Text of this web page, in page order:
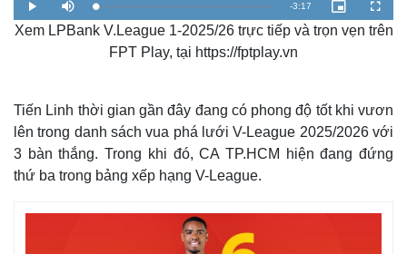
P
l
a
y
M
u
t
e
L
o
a
d
%
R
e
m
i
-3:17
P
i
c
P
c
t
r
F
u
l
Xem LPBank V.League 1-2025/26 trực tiếp và trọn vẹn trên
FPT Play, tại https://fptplay.vn
Tiến Linh thời gian gần đây đang có phong độ tốt khi vươn
lên trong danh sách vua phá lưới V-League 2025/2026 với
3 bàn thắng. Trong khi đó, CA TP.HCM hiện đang đứng
thứ ba trong bảng xếp hạng V-League.